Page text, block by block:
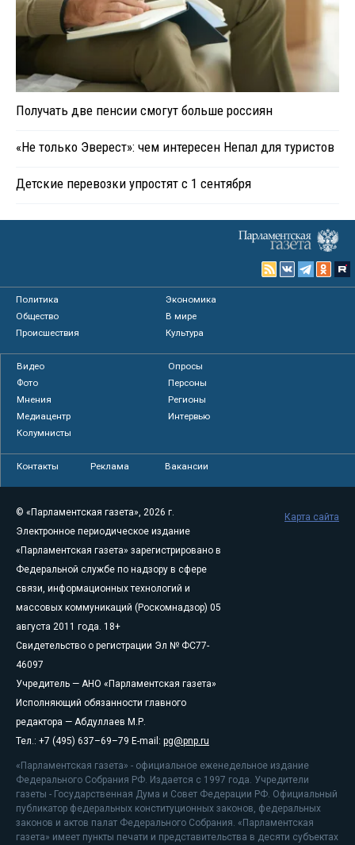
Получать две пенсии смогут больше россиян
«Не только Эверест»: чем интересен Непал для туристов
Детские перевозки упростят с 1 сентября
Политика
Экономика
Общество
В мире
Происшествия
Культура
Видео
Опросы
Фото
Персоны
Мнения
Регионы
Медиацентр
Интервью
Колумнисты
Контакты Реклама Вакансии
© «Парламентская газета», 2026 г.
Электронное периодическое издание
«Парламентская газета» зарегистрировано в
Федеральной службе по надзору в сфере
связи, информационных технологий и
массовых коммуникаций (Роскомнадзор) 05
августа 2011 года. 18+
Свидетельство о регистрации Эл № ФС77-
46097
Учредитель — АНО «Парламентская газета»
Исполняющий обязанности главного
редактора — Абдуллаев М.Р.
Тел.: +7 (495) 637–69–79 E-mail: pg@pnp.ru
«Парламентская газета» - официальное еженедельное издание
Федерального Собрания РФ. Издается с 1997 года. Учредители
газеты - Государственная Дума и Совет Федерации РФ. Официальный
публикатор федеральных конституционных законов, федеральных
законов и актов палат Федерального Собрания. «Парламентская
газета» имеет пункты печати и представительства в десяти субъектах
Карта сайта